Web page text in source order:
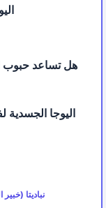
هل تساعد حبوب
اليوجا
نباديتا